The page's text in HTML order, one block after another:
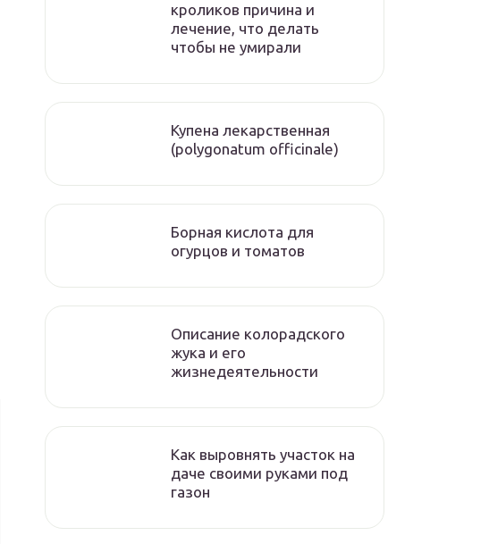
кроликов причина и
лечение, что делать
чтобы не умирали
Купена лекарственная
(polygonatum officinale)
Борная кислота для
огурцов и томатов
Описание колорадского
жука и его
жизнедеятельности
Как выровнять участок на
даче своими руками под
газон